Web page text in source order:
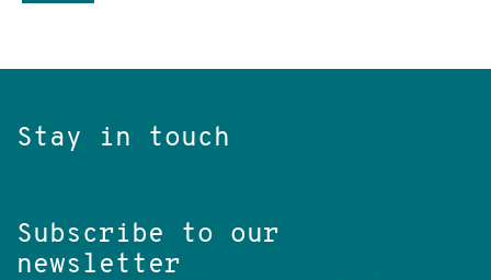
Stay in touch
Subscribe to our
newsletter